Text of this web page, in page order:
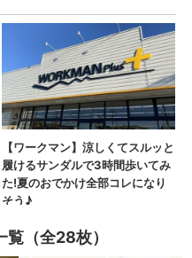
（全28枚）